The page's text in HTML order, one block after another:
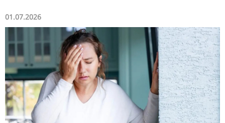
01.07.2026